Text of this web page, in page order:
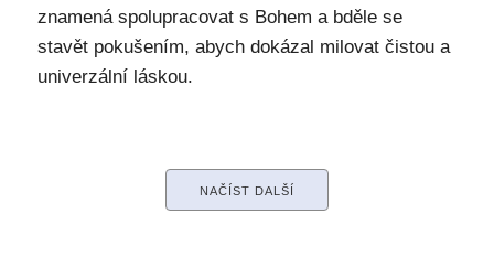
znamená spolupracovat s Bohem a bděle se
stavět pokušením, abych dokázal milovat čistou a
univerzální láskou.
NAČÍST DALŠÍ